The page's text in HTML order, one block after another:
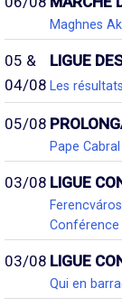
Maghnes
05 &
04/08
LIGUE
Les
05/08
Pape
03/08 LIGUE
Conférence
03/08 LIGUE
Qui en